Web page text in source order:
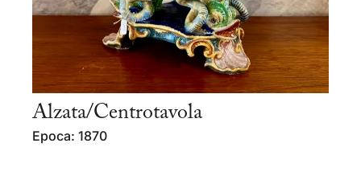
Alzata/Centrotavola
Epoca: 1870